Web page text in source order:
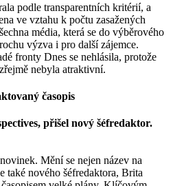
podle transparentních kritérií, a
ve vztahu k počtu zasažených
média, která se do výběrového
výzva i pro další zájemce.
fronty Dnes se nehlásila, protože
nebyla atraktivní.
časopis
přišel nový šéfredaktor.
Mění se nejen název na
také nového šéfredaktora, Brita